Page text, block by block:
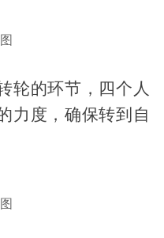
轮的环节，四个人
力度，确保转到自